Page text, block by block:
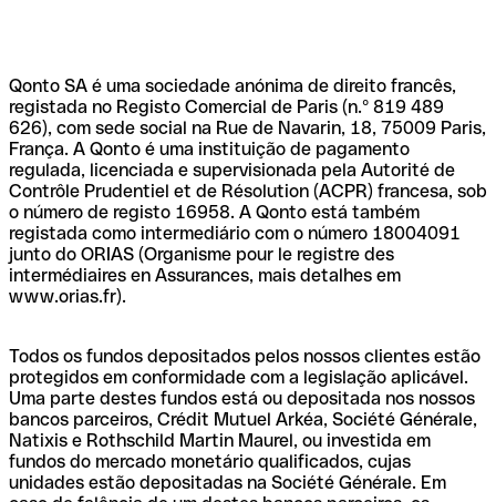
Qonto SA é uma sociedade anónima de direito francês,
registada no Registo Comercial de Paris (n.º 819 489
626), com sede social na Rue de Navarin, 18, 75009 Paris,
França. A Qonto é uma instituição de pagamento
regulada, licenciada e supervisionada pela Autorité de
Contrôle Prudentiel et de Résolution (ACPR) francesa, sob
o número de registo 16958. A Qonto está também
registada como intermediário com o número 18004091
junto do ORIAS (Organisme pour le registre des
intermédiaires en Assurances, mais detalhes em
www.orias.fr).
Todos os fundos depositados pelos nossos clientes estão
protegidos em conformidade com a legislação aplicável.
Uma parte destes fundos está ou depositada nos nossos
bancos parceiros, Crédit Mutuel Arkéa, Société Générale,
Natixis e Rothschild Martin Maurel, ou investida em
fundos do mercado monetário qualificados, cujas
unidades estão depositadas na Société Générale. Em